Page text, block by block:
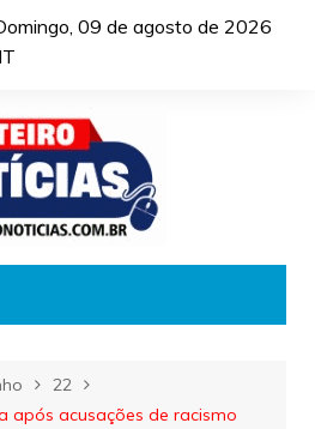
09 de agosto de 2026
22
após acusações de racismo